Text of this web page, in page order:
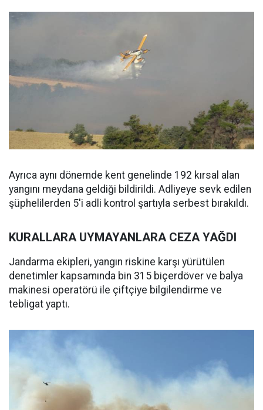
Ayrıca aynı dönemde kent genelinde 192 kırsal alan
yangını meydana geldiği bildirildi. Adliyeye sevk edilen
şüphelilerden 5'i adli kontrol şartıyla serbest bırakıldı.
KURALLARA UYMAYANLARA CEZA YAĞDI
Jandarma ekipleri, yangın riskine karşı yürütülen
denetimler kapsamında bin 315 biçerdöver ve balya
makinesi operatörü ile çiftçiye bilgilendirme ve
tebligat yaptı.